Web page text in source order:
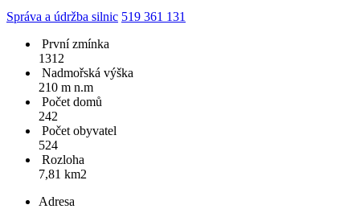
Správa a údržba silnic 519 361 131
První zmínka
1312
Nadmořská výška
210 m n.m
Počet domů
242
Počet obyvatel
524
Rozloha
7,81 km2
Adresa